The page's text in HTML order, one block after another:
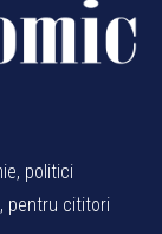
politici
pentru cititori